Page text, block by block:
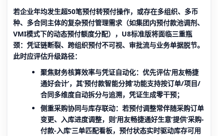
若企业年均发生超50笔预付转预付操作，或存在多组织、多币
种、多合同主体的复杂预付管理需求（如集团内预付款池调剂、
VMI模式下的动态预付额度分配），U8标准版将面临三重瓶
颈：凭证链断裂、跨组织预付不可视、审批流与业务单据脱节。
此时应评估升级路径：
聚焦财务核算效率与凭证自动化：优先评估‘用友畅捷
通好会计’，其‘预付款智能分摊’功能支持按订单/项目/
合同多维度自动拆分与追溯，凭证生成零干预；
侧重采购协同与库存联动：若预付调整常伴随采购订单
变更、入库进度调整，则‘用友畅捷通好生意’提供‘采购-
付款-入库’三单匹配看板，预付状态实时驱动库存可用